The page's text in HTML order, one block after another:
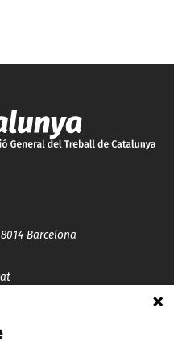
Barcelona